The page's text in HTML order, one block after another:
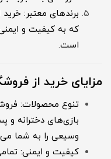
برندهای معتبر:
که به کیفیت و
است.
مزایای خرید از
تنوع محصولات:
بازی‌های دخترانه و
وسیعی را به شما
کیفیت و ایمنی: